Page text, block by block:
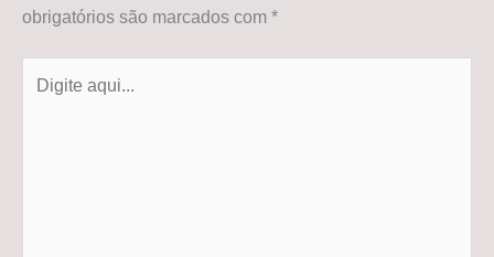
obrigatórios são marcados com *
aqui...